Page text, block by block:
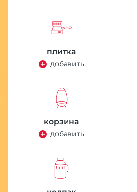
плитка
добавить
корзина
добавить